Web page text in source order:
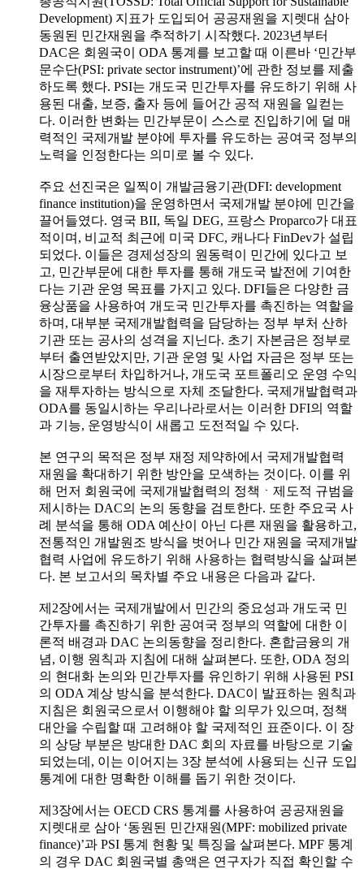
Development) 지표가 도입되어 공공재원을 지렛대 삼아
동원된 민간재원을 추적하기 시작했다. 2023년부터
DAC은 회원국이 ODA 통계를 보고할 때 이른바 ‘민간부
문수단(PSI: private sector instrument)’에 관한 정보를 제출
하도록 했다. PSI는 개도국 민간투자를 유도하기 위해 사
용된 대출, 보증, 출자 등에 들어간 공적 재원을 일컫는
다. 이러한 변화는 민간부문이 스스로 진입하기에 덜 매
력적인 국제개발 분야에 투자를 유도하는 공여국 정부의
노력을 인정한다는 의미로 볼 수 있다.
주요 선진국은 일찍이 개발금융기관(DFI: development
finance institution)을 운영하면서 국제개발 분야에 민간을
끌어들였다. 영국 BII, 독일 DEG, 프랑스 Proparco가 대표
적이며, 비교적 최근에 미국 DFC, 캐나다 FinDev가 설립
되었다. 이들은 경제성장의 원동력이 민간에 있다고 보
고, 민간부문에 대한 투자를 통해 개도국 발전에 기여한
다는 기관 운영 목표를 가지고 있다. DFI들은 다양한 금
융상품을 사용하여 개도국 민간투자를 촉진하는 역할을
하며, 대부분 국제개발협력을 담당하는 정부 부처 산하
기관 또는 공사의 성격을 지닌다. 초기 자본금은 정부로
부터 출연받았지만, 기관 운영 및 사업 자금은 정부 또는
시장으로부터 차입하거나, 개도국 포트폴리오 운영 수익
을 재투자하는 방식으로 자체 조달한다. 국제개발협력과
ODA를 동일시하는 우리나라로서는 이러한 DFI의 역할
과 기능, 운영방식이 새롭고 도전적일 수 있다.
본 연구의 목적은 정부 재정 제약하에서 국제개발협력
재원을 확대하기 위한 방안을 모색하는 것이다. 이를 위
해 먼저 회원국에 국제개발협력의 정책ㆍ제도적 규범을
제시하는 DAC의 논의 동향을 검토한다. 또한 주요국 사
례 분석을 통해 ODA 예산이 아닌 다른 재원을 활용하고,
전통적인 개발원조 방식을 벗어나 민간 재원을 국제개발
협력 사업에 유도하기 위해 사용하는 협력방식을 살펴본
다. 본 보고서의 목차별 주요 내용은 다음과 같다.
제2장에서는 국제개발에서 민간의 중요성과 개도국 민
간투자를 촉진하기 위한 공여국 정부의 역할에 대한 이
론적 배경과 DAC 논의동향을 정리한다. 혼합금융의 개
념, 이행 원칙과 지침에 대해 살펴본다. 또한, ODA 정의
의 현대화 논의와 민간투자를 유인하기 위해 사용된 PSI
의 ODA 계상 방식을 분석한다. DAC이 발표하는 원칙과
지침은 회원국으로서 이행해야 할 의무가 있으며, 정책
대안을 수립할 때 고려해야 할 국제적인 표준이다. 이 장
의 상당 부분은 방대한 DAC 회의 자료를 바탕으로 기술
되었는데, 이는 이어지는 3장 분석에 사용되는 신규 도입
통계에 대한 명확한 이해를 돕기 위한 것이다.
제3장에서는 OECD CRS 통계를 사용하여 공공재원을
지렛대로 삼아 ‘동원된 민간재원(MPF: mobilized private
finance)’과 PSI 통계 현황 및 특징을 살펴본다. MPF 통계
의 경우 DAC 회원국별 총액은 연구자가 직접 확인할 수